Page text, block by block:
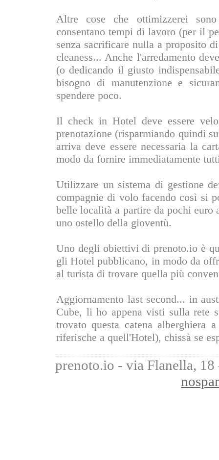
Altre cose che ottimizzerei
consentano tempi di lavoro (per il
senza sacrificare nulla a proposito
cleaness... Anche l'arredamento
(o dedicando il giusto
bisogno di manutenzione e
spendere poco.
Il check in Hotel deve essere
prenotazione (risparmiando quindi
arriva deve essere necessaria la
modo da fornire immediatamente
Utilizzare un sistema di gestione
compagnie di volo facendo così si
belle località a partire da pochi euro
uno ostello della gioventù.
Uno degli obiettivi di prenoto.io è
gli Hotel pubblicano, in modo da
al turista di trovare quella più
Aggiornamento last second... in
Cube, li ho appena visti sulla rete
trovato questa catena alberghiera
riferische a quell'Hotel), chissà se
prenoto.io - via Flanella,